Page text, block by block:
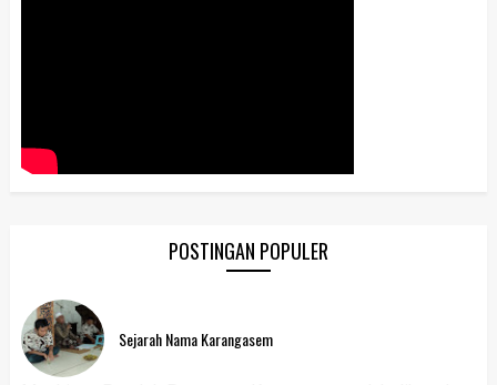
POSTINGAN POPULER
Sejarah Nama Karangasem